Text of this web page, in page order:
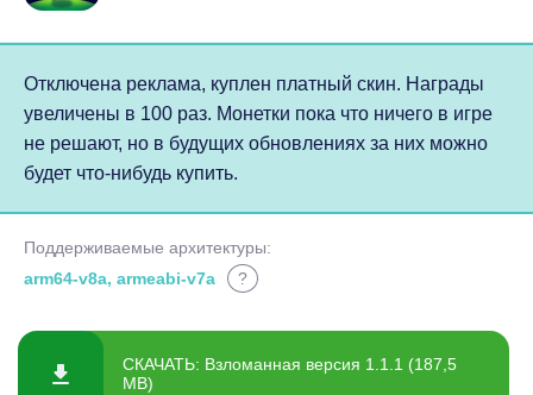
Отключена реклама, куплен платный скин. Награды
увеличены в 100 раз. Монетки пока что ничего в игре
не решают, но в будущих обновлениях за них можно
будет что-нибудь купить.
Поддерживаемые архитектуры:
arm64-v8a, armeabi-v7a
?
СКАЧАТЬ: Взломанная версия 1.1.1 (187,5
MB)